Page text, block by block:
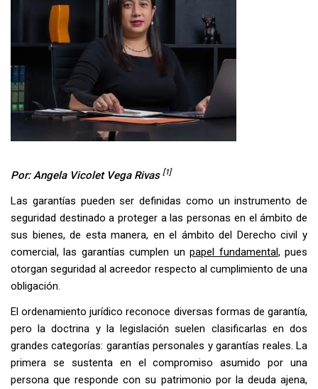
Por: Angela Vicolet Vega Rivas [1]
Las garantías pueden ser definidas como un instrumento de
seguridad destinado a proteger a las personas en el ámbito de
sus bienes, de esta manera, en el ámbito del Derecho civil y
comercial, las garantías cumplen unpapel fundamental, pues
otorgan seguridad al acreedor respecto al cumplimiento de una
obligación.
El ordenamiento jurídico reconoce diversas formas de garantía,
pero la doctrina y la legislación suelen clasificarlas en dos
grandes categorías: garantías personales y garantías reales. La
primera se sustenta en el compromiso asumido por una
persona que responde con su patrimonio por la deuda ajena,